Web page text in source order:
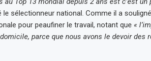
le sélectionneur national. Comme il a
pour peaufiner le travail, notant que «
parce que nous avons le devoir des